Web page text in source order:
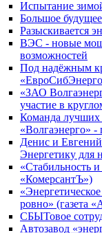
Испытание
Большое
Разыскивается
ВЭС - новые
возможностей
Под надёжным
«ЗАО
участие в
Команда
«Волгаэнерго» -
Денис и
Энергетику для
«Стабильность и
«КомерсантЪ»)
ровно» (газета
СБЫТовое
Автозавод